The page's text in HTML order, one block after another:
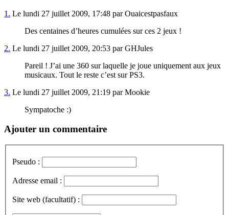
1. Le lundi 27 juillet 2009, 17:48 par Ouaicestpasfaux
Des centaines d’heures cumulées sur ces 2 jeux !
2. Le lundi 27 juillet 2009, 20:53 par GHJules
Pareil ! J’ai une 360 sur laquelle je joue uniquement aux jeux
musicaux. Tout le reste c’est sur PS3.
3. Le lundi 27 juillet 2009, 21:19 par Mookie
Sympatoche :)
Ajouter un commentaire
Pseudo :
Adresse email :
Site web (facultatif) :